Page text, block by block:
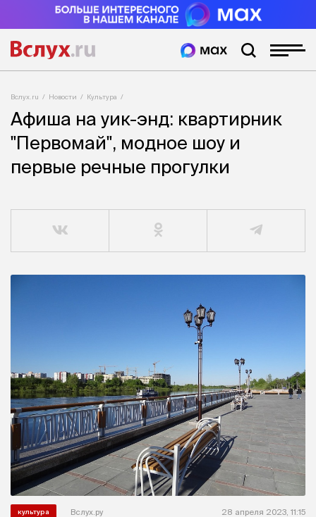
Вслух.ru Новости Культура
Афиша на уик-энд: квартирник
"Первомай", модное шоу и
первые речные прогулки
культура Вслух.ру 28 апреля 2023, 11:15